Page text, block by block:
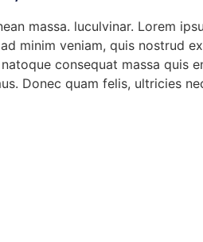
massa. luculvinar. Lorem
minim veniam, quis nostrud
consequat massa quis
Donec quam felis, ultricies